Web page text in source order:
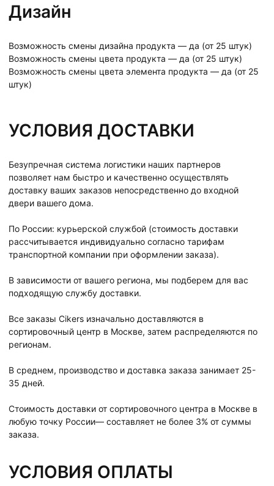
Дизайн
Возможность смены дизайна продукта — да (от 25 штук)
Возможность смены цвета продукта — да (от 25 штук)
Возможность смены цвета элемента продукта — да (от 25
штук)
УСЛОВИЯ ДОСТАВКИ
Безупречная система логистики наших партнеров
позволяет нам быстро и качественно осуществлять
доставку ваших заказов непосредственно до входной
двери вашего дома.
По России: курьерской службой (стоимость доставки
рассчитывается индивидуально согласно тарифам
транспортной компании при оформлении заказа).
В зависимости от вашего региона, мы подберем для вас
подходящую службу доставки.
Все заказы Cikers изначально доставляются в
сортировочный центр в Москве, затем распределяются по
регионам.
В среднем, производство и доставка заказа занимает 25-
35 дней.
Стоимость доставки от сортировочного центра в Москве в
любую точку России— составляет не более 3% от суммы
заказа.
УСЛОВИЯ ОПЛАТЫ